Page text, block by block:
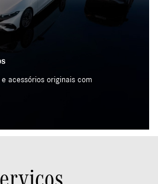
acessórios originais com